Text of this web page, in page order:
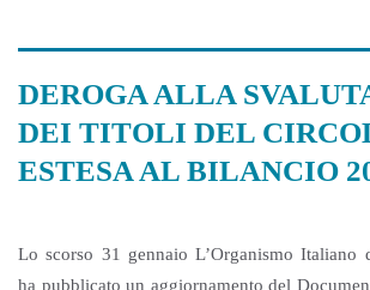
DEROGA ALLA
DEI TITOLI DEL
ESTESA AL BILANCIO
Lo scorso 31 gennaio L’Organismo Italiano
ha pubblicato un aggiornamento del